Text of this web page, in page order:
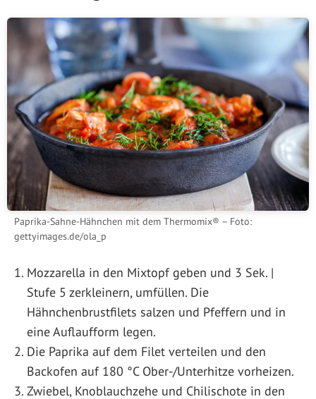
Paprika-Sahne-Hähnchen mit dem Thermomix® – Foto:
gettyimages.de/ola_p
Mozzarella in den Mixtopf geben und 3 Sek. |
Stufe 5 zerkleinern, umfüllen. Die
Hähnchenbrustfilets salzen und Pfeffern und in
eine Auflaufform legen.
Die Paprika auf dem Filet verteilen und den
Backofen auf 180 °C Ober-/Unterhitze vorheizen.
Zwiebel, Knoblauchzehe und Chilischote in den